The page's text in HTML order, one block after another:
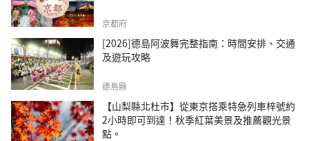
京都府
[2026]德島阿波舞完整指南：時間安排、交通
及遊玩攻略
德島縣
【山梨縣北杜市】從東京搭乘特急列車梓號約
2小時即可到達！秋季紅葉美景及推薦觀光景
點。